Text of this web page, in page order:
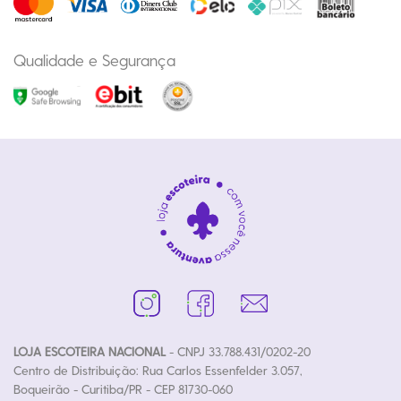
Qualidade e Segurança
LOJA ESCOTEIRA NACIONAL- CNPJ 33.788.431/0202-20
Centro de Distribuição: Rua Carlos Essenfelder 3.057,
Boqueirão - Curitiba/PR - CEP 81730-060